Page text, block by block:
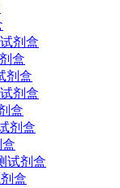
剂盒
盒
剂盒
剂盒
盒
剂盒
试剂盒
盒